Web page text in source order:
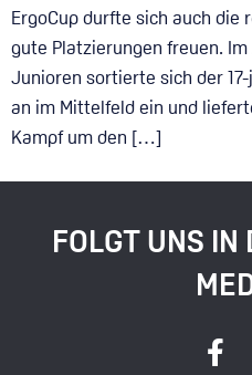
ErgoCup durfte sich auch
gute Platzierungen freuen.
Junioren sortierte sich der
an im Mittelfeld ein und
Kampf um den […]
FOLGT UNS IN